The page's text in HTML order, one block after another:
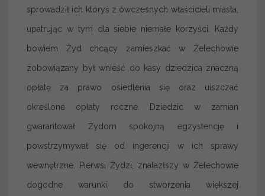
sprowadził ich któryś z ówczesnych właścicieli miasta,
upatrując w tym dla siebie niemałe korzyści. Każdy
bowiem Żyd chcący zamieszkać w Żelechowie
zobowiązany był wnieść do kasy dziedzica znaczną
opłatę za prawo osiedlenia się oraz uiszczać
określone opłaty roczne. Dziedzic w zamian
gwarantował Żydom spokojną egzystencję i
powstrzymywał się od ingerencji w ich sprawy
wewnętrzne. Pierwsi Żydzi, znalazłszy w Żelechowie
dogodne warunki do stworzenia większej